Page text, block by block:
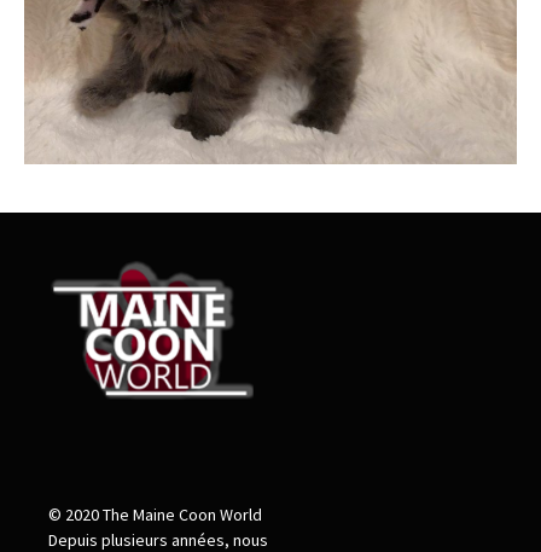
© 2020 The Maine Coon World
Depuis plusieurs années, nous